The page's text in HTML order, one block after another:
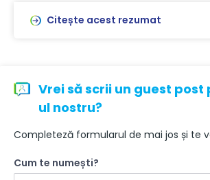
Citește acest rezumat
Vrei să scrii un guest
ul nostru?
Completeză formularul de mai jos și te
Cum te numești?